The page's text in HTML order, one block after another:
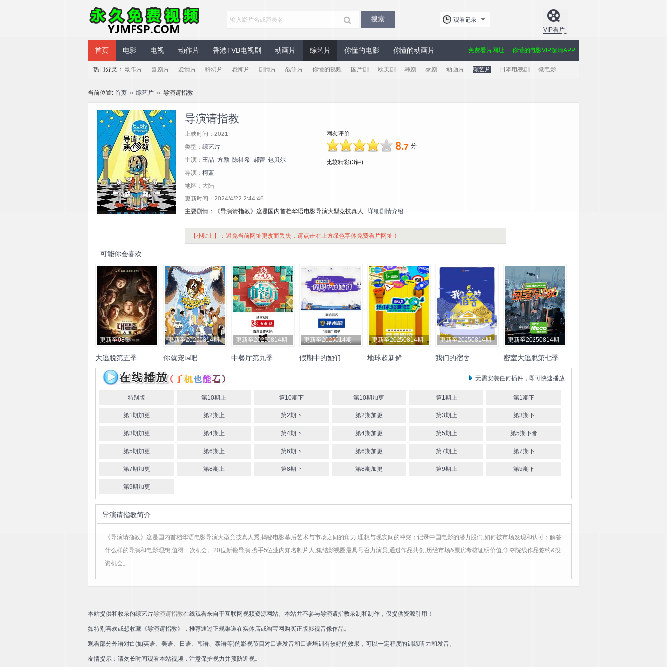
永久免费视频
观看记录
VIP看片
首页 电影 电视 动作片 香港TVB电视剧 动画片 综艺片 你懂的电影 你懂的动画片 你懂的电影VIP超清APP
免费看片网址
热门分类： 动作片 喜剧片 爱情片 科幻片 恐怖片 剧情片 战争片 你懂的视频 国产剧 欧美剧 韩剧 泰剧 动画片 综艺片 日本电视剧 微电影
当前位置: 首页 » 综艺片 » 导演请指教
导演请指教
上映时间：2021
类型： 综艺片
主演： 王晶 方励 陈祉希 郝蕾 包贝尔
导演： 柯蓝
地区：大陆
更新时间：2024/4/22 2:44:46
主要剧情：《导演请指教》这是国内首档华语电影导演大型竞技真人...详细剧情介绍
网友评价
8.7 分
比较精彩(3评)
【小贴士】：避免当前网址更改而丢失，请点击右上方绿色字体免费看片网址！
可能你会喜欢
更新至08集
大逃脱第五季
姜虎东 金东炫 柳炳宰 高
庚杓 边伯贤 吕珍九
更新至20250814期
你就宠ta吧
敖子逸 余承恩 颜安 沙一
汀 嵇嘉禾 范世錡
更新至20250814期
中餐厅第九季
黄晓明 丁禹兮 翟潇闻 尹
更新至2025014期
假期中的她们
李艺彤 黄英 陈德容 王蓉
婉
侯佩岑 邓
彤
更新至20250814期
地球超新鲜
孙红雷 李乃文 陈赫 刘宇
阳娣娣
更新至20250814期
我们的宿舍
何炅 檀健次 李雪琴 王鹤
杨迪 吴泽林 叶
童 侯佩岑
宋妍霏
更新至20250814期
密室大逃脱第七季
杨幂 大张伟 许凯 周笔畅
彭昱畅
张宥浩
无需安装任何插件，即可快速播放
特别版 第10期上 第10期下 第10期加更 第1期上 第1期下
第1期加更 第2期上 第2期下 第2期加更 第3期上 第3期下
第3期加更 第4期上 第4期下 第4期加更 第5期上 第5期下者
第5期加更 第6期上 第6期下 第6期加更 第7期上 第7期下
第7期加更 第8期上 第8期下 第8期加更 第9期上 第9期下
第9期加更
导演请指教简介:
《导演请指教》这是国内首档华语电影导演大型竞技真人秀,揭秘电影幕后艺术与市场之间的角力,理想与现实间的冲突；记录中国电影的潜力股们,如何被市场发现和认可；解答
什么样的导演和电影理想,值得一次机会。20位新锐导演,携手5位业内知名制片人,集结影视圈最具号召力演员,通过作品共创,历经市场&票房考核证明价值,争夺院线作品签约&投
资机会。
本站提供和收录的综艺片导演请指教在线观看来自于互联网视频资源网站。本站并不参与导演请指教录制和制作，仅提供资源引用！
如特别喜欢或想收藏《导演请指教》，推荐通过正规渠道在实体店或淘宝网购买正版影视音像作品。
观看部分外语对白(如英语、美语、日语、韩语、泰语等)的影视节目对口语发音和口语培训有较好的效果，可以一定程度的训练听力和发音。
友情提示：请勿长时间观看本站视频，注意保护视力并预防近视。